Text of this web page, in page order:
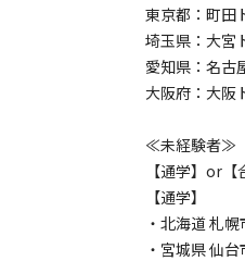
東京都：町田
埼玉県：大宮
愛知県：名古
大阪府：大阪
≪未経験者≫
【通学】or
【通学】
・北海道 札幌
・宮城県 仙台